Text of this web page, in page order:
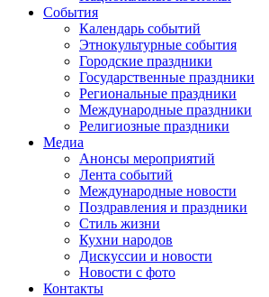
События
Календарь событий
Этнокультурные события
Городские праздники
Государственные праздники
Региональные праздники
Международные праздники
Религиозные праздники
Медиа
Анонсы мероприятий
Лента событий
Международные новости
Поздравления и праздники
Cтиль жизни
Кухни народов
Дискуссии и новости
Новости с фото
Контакты